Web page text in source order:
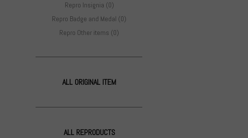
Repro Insignia (0)
Repro Badge and Medal (0)
Repro Other items (0)
ALL ORIGINAL ITEM
ALL REPRODUCTS